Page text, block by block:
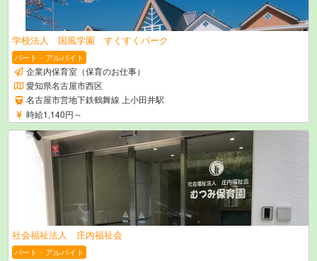
学校法人 国風学園 すくすくパーク
パート・アルバイト
企業内保育室（保育のお仕事）
愛知県名古屋市西区
名古屋市営地下鉄鶴舞線 上小田井駅
時給1,140円～
社会福祉法人 庄内福祉会
パート・アルバイト